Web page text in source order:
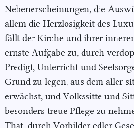
Nebenerscheinungen, die
allem die Herzlosigkeit des
fällt der Kirche und ihrer
ernste Aufgabe zu, durch
Predigt, Unterricht und
Grund zu legen, aus dem aller
erwächst, und Volkssitte und
besonders treue Pflege zu
That, durch Vorbilder edler